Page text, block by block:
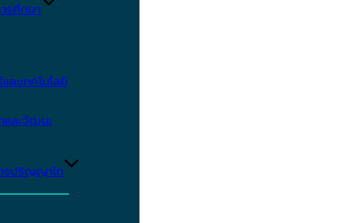
รศึกษา
ะเทคโนโลยี
และวัฒนะ
รปริญญาโท